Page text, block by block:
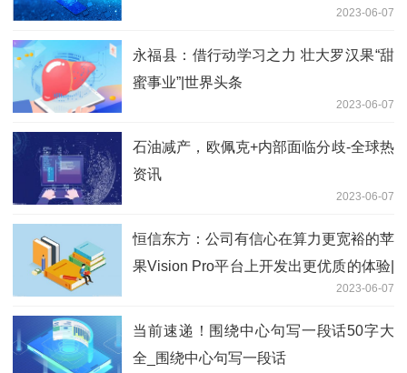
2023-06-07
永福县：借行动学习之力 壮大罗汉果“甜
蜜事业”|世界头条
2023-06-07
石油减产，欧佩克+内部面临分歧-全球热
资讯
2023-06-07
恒信东方：公司有信心在算力更宽裕的苹
果Vision Pro平台上开发出更优质的体验|
2023-06-07
当前速递！围绕中心句写一段话50字大
全_围绕中心句写一段话